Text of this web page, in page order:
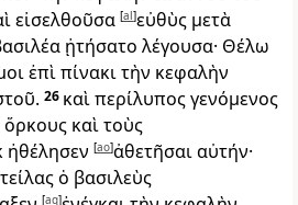
εἰσελθοῦσα [al]εὐθὺς μετὰ
ᾐτήσατο λέγουσα· Θέλω
ἐπὶ πίνακι τὴν κεφαλὴν
26 καὶ περίλυπος γενόμενος
καὶ τοὺς
ἠθέλησεν [ao]ἀθετῆσαι αὐτήν·
ὁ βασιλεὺς
[aq]